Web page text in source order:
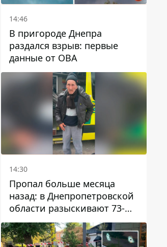
14:46
В пригороде Днепра
раздался взрыв: первые
данные от ОВА
14:30
Пропал больше месяца
назад: в Днепропетровской
области разыскивают 73-
летнего мужчину